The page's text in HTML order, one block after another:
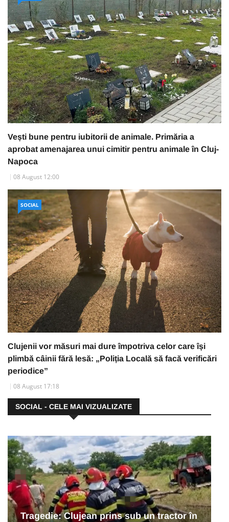
Vești bune pentru iubitorii de animale. Primăria a
aprobat amenajarea unui cimitir pentru animale în Cluj-
Napoca
08 August 12:00
SOCIAL
Clujenii vor măsuri mai dure împotriva celor care își
plimbă câinii fără lesă: „Poliția Locală să facă verificări
periodice”
08 August 17:18
SOCIAL - CELE MAI VIZUALIZATE
Tragedie: Clujean prins sub un tractor în